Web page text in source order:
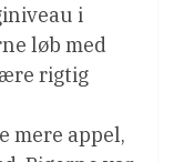
i
løb med
rigtig
mere appel,